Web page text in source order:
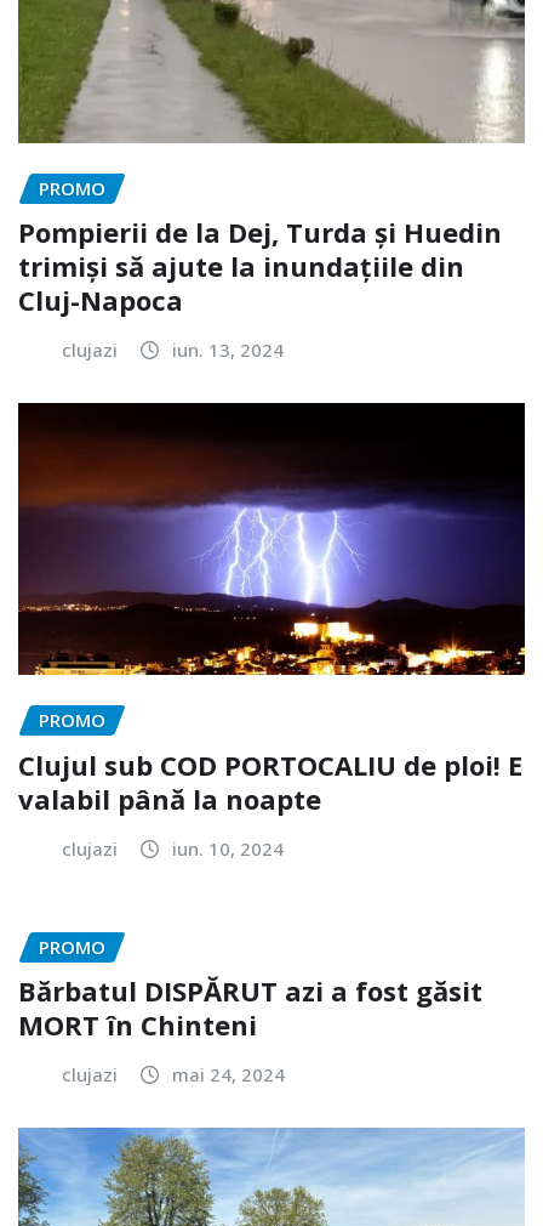
PROMO
Pompierii de la Dej, Turda și Huedin
trimiși să ajute la inundațiile din
Cluj-Napoca
clujazi iun. 13, 2024
PROMO
Clujul sub COD PORTOCALIU de ploi! E
valabil până la noapte
clujazi iun. 10, 2024
PROMO
Bărbatul DISPĂRUT azi a fost găsit
MORT în Chinteni
clujazi mai 24, 2024